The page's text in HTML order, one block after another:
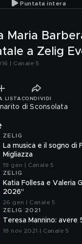
Puntata intera
Maria
a Zelig
| Canale 5
LISTA CONDIVIDI
di Sconsolata
ZELIG
La musica e il sogno di
Migliazza
19 gen | Canale 5
ZELIG
Katia Follesa e Valeria
2026"
26 gen | Canale 5
ZELIG 2021
Teresa Mannino: avere
18 nov 2021 | Canale 5